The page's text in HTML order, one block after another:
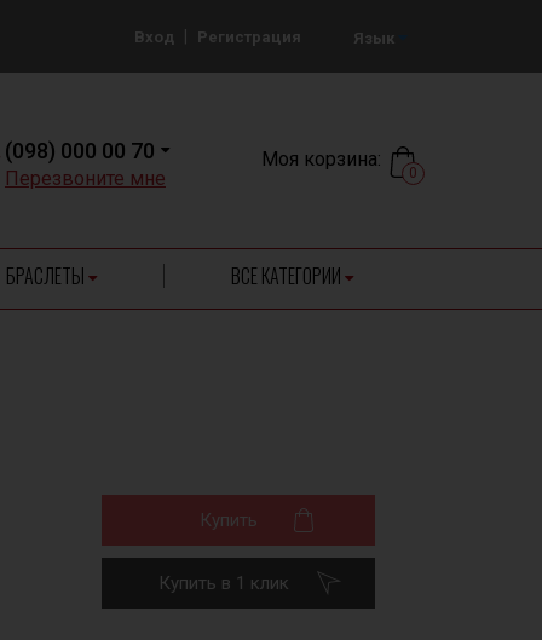
Вход Регистрация Язык
(098) 000 00 70
Перезвоните мне
Моя корзина:
0
БРАСЛЕТЫ ВСЕ КАТЕГОРИИ
Купить
Купить в 1 клик